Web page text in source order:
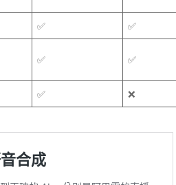
✅ ✅
✅ ✅
✅ ❌